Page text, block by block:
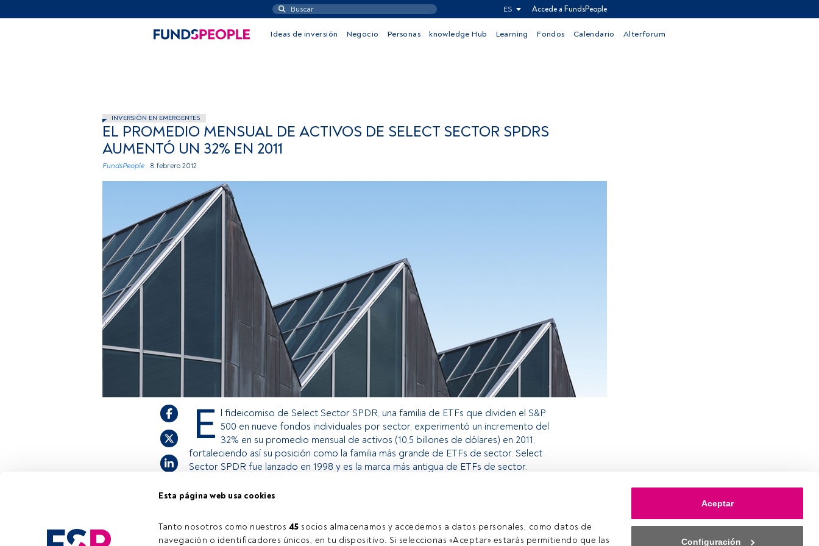
Esta página web usa cookies
Tanto nosotros como nuestros 45 socios almacenamos y accedemos a datos personales, como datos de
navegación o identificadores únicos, en tu dispositivo. Si seleccionas «Aceptar» estarás permitiendo que las
Aceptar
Configuración
ES Accede a FundsPeople
Ideas de inversión Negocio Personas knowledge Hub Learning Fondos Calendario Alterforum
INVERSIÓN EN EMERGENTES
EL PROMEDIO MENSUAL DE ACTIVOS DE SELECT SECTOR SPDRS
AUMENTÓ UN 32% EN 2011
FundsPeople . 8 febrero 2012
E l fideicomiso de Select Sector SPDR, una familia de ETFs que dividen el S&P
500 en nueve fondos individuales por sector, experimentó un incremento del
32% en su promedio mensual de activos (10,5 billones de dólares) en 2011,
fortaleciendo así su posición como la familia más grande de ETFs de sector. Select
Sector SPDR fue lanzado en 1998 y es la marca más antigua de ETFs de sector.
estás registrado, accede desde el botón Login. Si aún no tienes cuenta, te
invitamos a registrarte y disfrutar de todo el universo que ofrece FundsPeople.